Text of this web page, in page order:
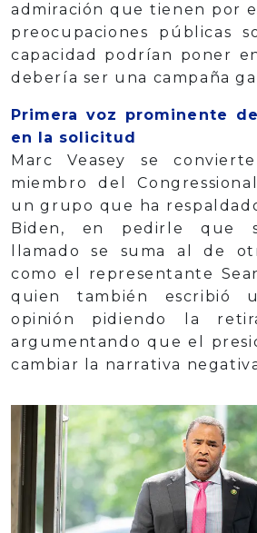
admiración que tienen por
preocupaciones públicas
capacidad podrían poner
debería ser una campaña
Primera voz prominente
en la solicitud
Marc Veasey se
miembro del
un grupo que ha
Biden, en pedirle que
llamado se suma al de
como el representante
quien también escribió
opinión pidiendo la
argumentando que el
cambiar la narrativa